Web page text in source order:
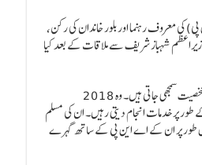
کی معروف رہنما اور بلور خاندان کی رکن،
شہباز شریف سے ملاقات کے بعد کیا
ثمر بلور، شہید رہنما ہارون بشیر بلور کی بیوہ ہیں اور طویل عرصے سے صوبے کی ایک نمایاں سیاسی شخصیت سمجھی جاتی ہیں۔ وہ 2018
کے طور پر خدمات انجام دیتی رہیں۔ ان کی مسلم
طور پر ان کے اے این پی کے ساتھ گہرے